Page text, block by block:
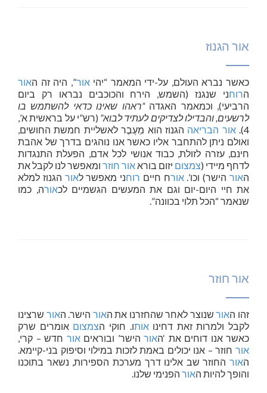
אור הגנוז
כאשר נברא העולם, על-ידי המאמר “יהיאור”, היה זה האור
הרוחני שנגנז (השמש, הירח והכוכבים נבראו רק ביום
הרביעי), וכמאמר האגדה“ראהו שאינו כדאי להשתמש בו
לרשעים, והבדילו לצדיקים לעתיד לבוא” (רש”י על בראשית א’,
4).
אור הבריאה הגנוז הוא מֵעֶבֶר לאשליית חמשת החושים,
ואולם ניתן להתחבר אליו כאשר אנו נוהגים בדרך של אהבת
חינם, עזרה לזולת, כבוד אנושי לכל אדם, הפעלת התנגדות
לדחף מיידי (צמצום יזום בוראאור חוזר ומאפשר לנו לקבל את
האורהישר) וכו’.אורח חיים רוחני מאפשר לאור הגנוז למלא
את חיי היום-יום וגם את המעשים הגשמיים לכאורה, כמו
שנאמר “הכל תלוי בכוונה”.
אור חוזר
זהו האורשנוצר לאחר שהחזרנו את האור הישר. האור שרצינו
לקבל ולמרות זאת דחינואותו. חוקי הצמצום אומרים שרק
כאשר אנו דוחים את ‘האור הישר’ ובוראיםאור חדש – קרי,
אור חוזר – אנו יכולים באמת לזכות במילוי וסיפוק בני-קיימא.
האור החוזר שב אלינו דרך מערכת הספירות, נשאר בתוכנו
והופך להיות האור הפנימי שלנו.